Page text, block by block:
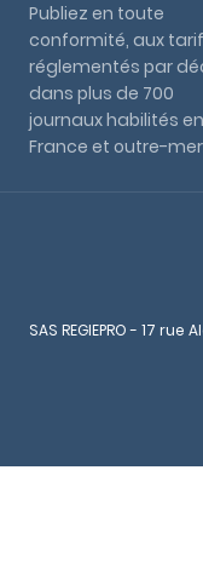
Publiez en toute
conformité, aux
réglementés par
dans plus de 700
journaux habilités en
France et outre-
SAS REGIEPRO - 17